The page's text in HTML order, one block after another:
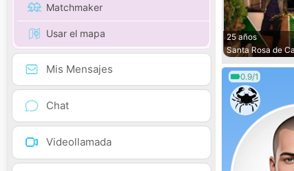
Matchmaker
Usar el mapa
Mis Mensajes
Chat
Videollamada
25 años
Santa Rosa de
0.9/1